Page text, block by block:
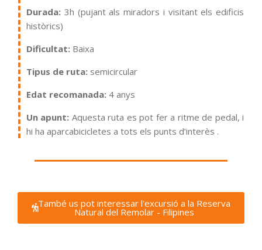
Durada: 3h (pujant als miradors i visitant els edificis
històrics)
Dificultat: Baixa
Tipus de ruta: semicircular
Edat recomanada: 4 anys
Un apunt: Aquesta ruta es pot fer a ritme de pedal, i
hi ha aparcabicicletes a tots els punts d’interès .
També us pot interessar l'excursió a la Reserva
Natural del Remolar - Filipines